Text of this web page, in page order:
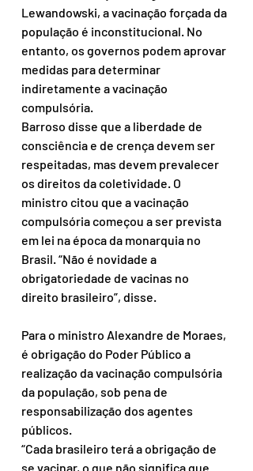
Lewandowski, a vacinação forçada da
população é inconstitucional. No
entanto, os governos podem aprovar
medidas para determinar
indiretamente a vacinação
compulsória.
Barroso disse que a liberdade de
consciência e de crença devem ser
respeitadas, mas devem prevalecer
os direitos da coletividade. O
ministro citou que a vacinação
compulsória começou a ser prevista
em lei na época da monarquia no
Brasil. “Não é novidade a
obrigatoriedade de vacinas no
direito brasileiro”, disse.
Para o ministro Alexandre de Moraes,
é obrigação do Poder Público a
realização da vacinação compulsória
da população, sob pena de
responsabilização dos agentes
públicos.
“Cada brasileiro terá a obrigação de
se vacinar, o que não significa que